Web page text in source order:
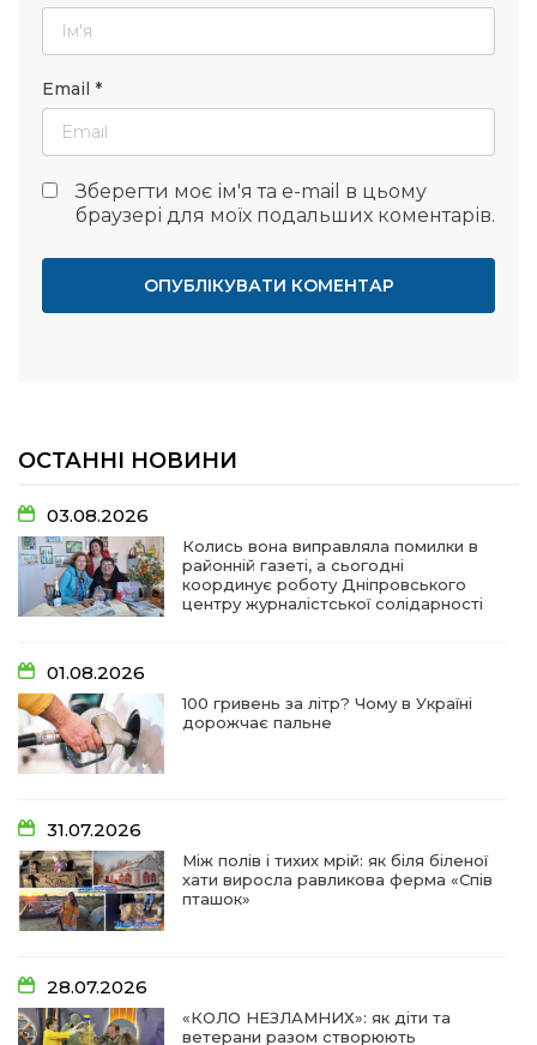
Email *
Зберегти моє ім'я та e-mail в цьому
браузері для моїх подальших коментарів.
ОСТАННІ НОВИНИ
03.08.2026
Колись вона виправляла помилки в
районній газеті, а сьогодні
координує роботу Дніпровського
центру журналістської солідарності
01.08.2026
100 гривень за літр? Чому в Україні
дорожчає пальне
31.07.2026
Між полів і тихих мрій: як біля біленої
хати виросла равликова ферма «Спів
пташок»
28.07.2026
«КОЛО НЕЗЛАМНИХ»: як діти та
ветерани разом створюють